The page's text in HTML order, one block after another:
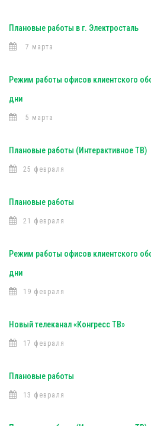
Плановые работы в г. Электросталь
7 марта
Режим работы офисов клиентского
дни
5 марта
Плановые работы (Интерактивное ТВ)
25 февраля
Плановые работы
21 февраля
Режим работы офисов клиентского
дни
19 февраля
Новый телеканал «Конгресс ТВ»
17 февраля
Плановые работы
13 февраля